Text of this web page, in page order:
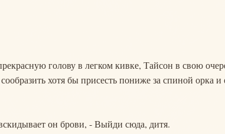
голову в легком кивке, Тайсон в свою
хотя бы присесть пониже за спиной орка
он брови, - Выйди сюда, дитя.